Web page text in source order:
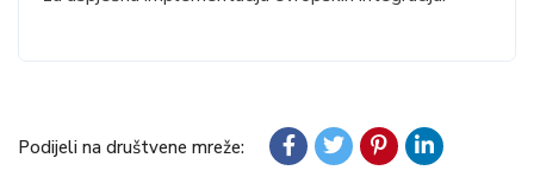
Podijeli na društvene mreže: